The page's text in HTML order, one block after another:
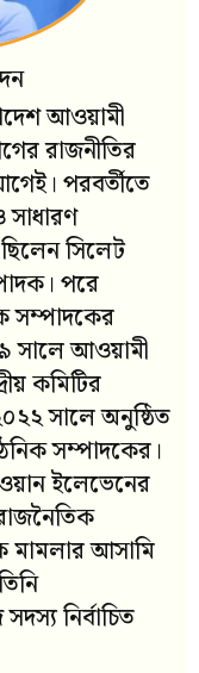
আওয়ামী
রাজনীতির
পরবর্তীতে
সিলেট
পরে
সম্পাদকের
সালে আওয়ামী
কমিটির
সালে অনুষ্ঠিত
সম্পাদকের।
ইলেভেনের
মামলার আসামি
নির্বাচিত